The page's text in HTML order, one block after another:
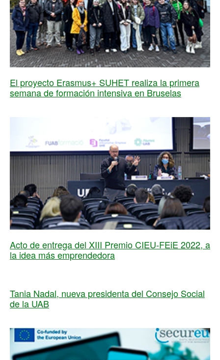
El proyecto Erasmus+ SUHET realiza la primera
semana de formación intensiva en Bruselas
Acto de entrega del XIII Premio CIEU-FEiE 2022, a
la idea más emprendedora
Tania Nadal, nueva presidenta del Consejo Social
de la UAB